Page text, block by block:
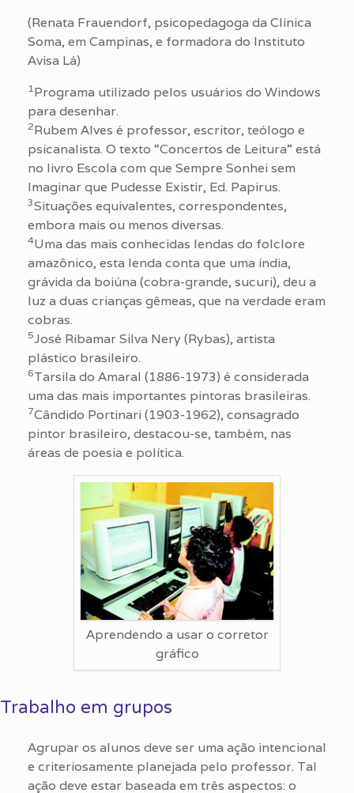
(Renata Frauendorf, psicopedagoga da Clínica
Soma, em Campinas, e formadora do Instituto
Avisa Lá)
1 Programa utilizado pelos usuários do Windows
para desenhar.
2Rubem Alves é professor, escritor, teólogo e
psicanalista. O texto “Concertos de Leitura” está
no livro Escola com que Sempre Sonhei sem
Imaginar que Pudesse Existir, Ed. Papirus.
3Situações equivalentes, correspondentes,
embora mais ou menos diversas.
4Uma das mais conhecidas lendas do folclore
amazônico, esta lenda conta que uma índia,
grávida da boiúna (cobra-grande, sucuri), deu a
luz a duas crianças gêmeas, que na verdade eram
cobras.
5José Ribamar Silva Nery (Rybas), artista
plástico brasileiro.
6Tarsila do Amaral (1886-1973) é considerada
uma das mais importantes pintoras brasileiras.
7Cândido Portinari (1903-1962), consagrado
pintor brasileiro, destacou-se, também, nas
áreas de poesia e política.
Aprendendo a usar o corretor
gráfico
Trabalho em grupos
Agrupar os alunos deve ser uma ação intencional
e criteriosamente planejada pelo professor. Tal
ação deve estar baseada em três aspectos: o